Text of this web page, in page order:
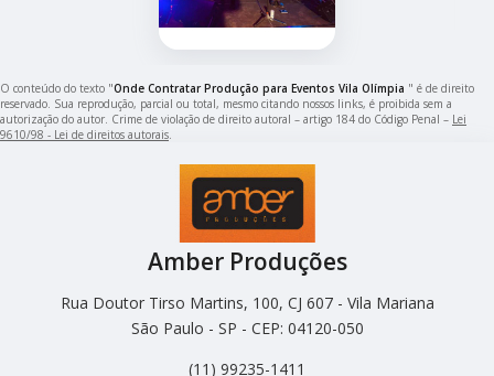
O conteúdo do texto "Onde Contratar Produção para Eventos Vila Olímpia " é de direito
reservado. Sua reprodução, parcial ou total, mesmo citando nossos links, é proibida sem a
autorização do autor. Crime de violação de direito autoral – artigo 184 do Código Penal – Lei
9610/98 - Lei de direitos autorais
Amber Produções
Rua Doutor Tirso Martins, 100, CJ 607 - Vila Mariana
São Paulo - SP - CEP: 04120-050
(11) 99235-1411